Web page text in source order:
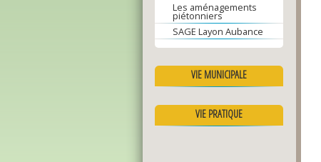
Les aménagements
piétonniers
SAGE Layon Aubance
VIE MUNICIPALE
VIE PRATIQUE